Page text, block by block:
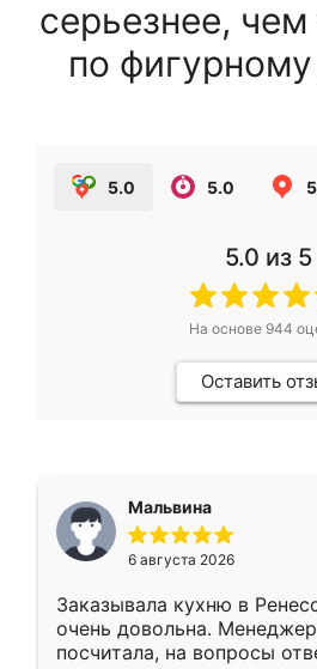
серьезнее,
по
5.0 5.0
5.0 из 5
На основе 944
Оставить
Мальвина
6 августа 2026
Заказывала кухню в
очень довольна.
посчитала, на вопросы